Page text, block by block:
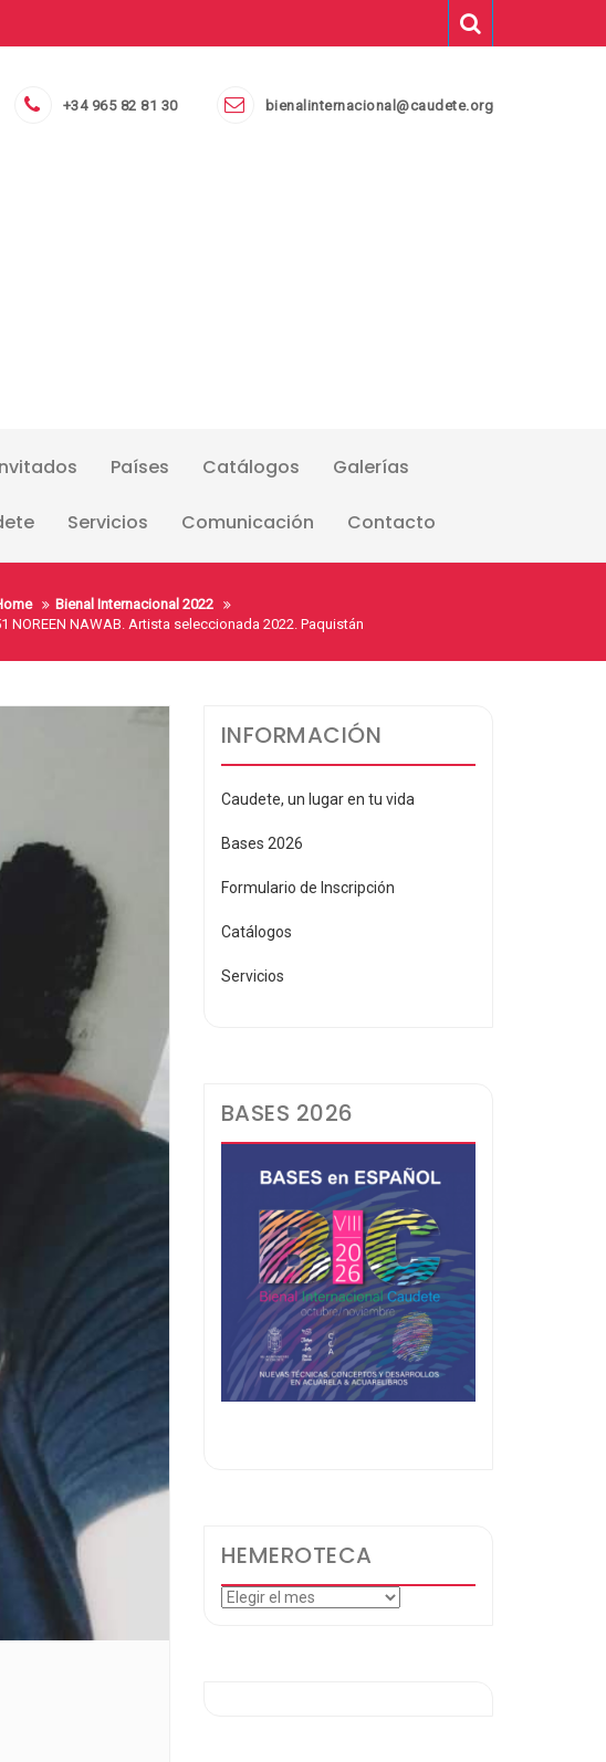
+34 965 82 81 30 bienalinternacional@caudete.org
Países Catálogos Galerías
Servicios Comunicación Contacto
Bienal Internacional 2022
NOREEN NAWAB. Artista seleccionada 2022. Paquistán
INFORMACIÓN
Caudete, un lugar en tu vida
Bases 2026
Formulario de Inscripción
Catálogos
Servicios
BASES 2026
HEMEROTECA
Hemeroteca